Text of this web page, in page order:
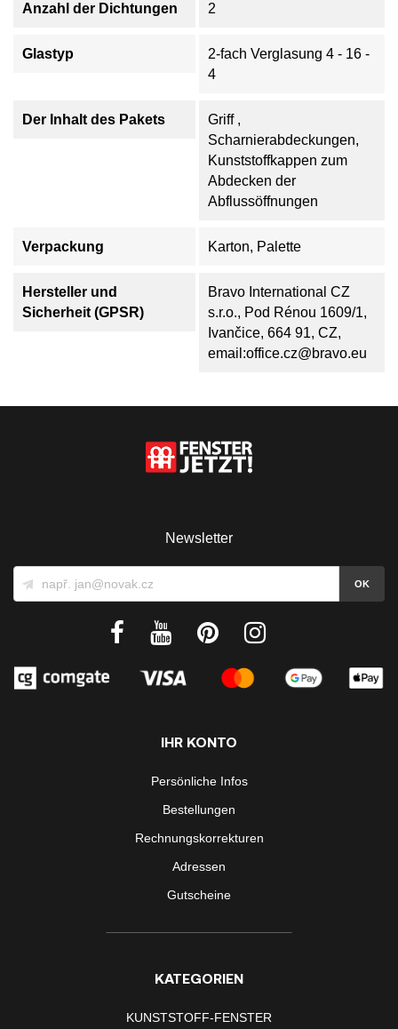
Anzahl der Dichtungen 2
Glastyp
2-fach Verglasung 4 - 16 -
4
Der Inhalt des Pakets
Griff ,
Scharnierabdeckungen,
Kunststoffkappen zum
Abdecken der
Abflussöffnungen
Verpackung Karton, Palette
Hersteller und
Sicherheit (GPSR)
Bravo International CZ
s.r.o., Pod Rénou 1609/1,
Ivančice, 664 91, CZ,
email:office.cz@bravo.eu
Newsletter
IHR KONTO
Persönliche Infos
Bestellungen
Rechnungskorrekturen
Adressen
Gutscheine
KATEGORIEN
KUNSTSTOFF-FENSTER